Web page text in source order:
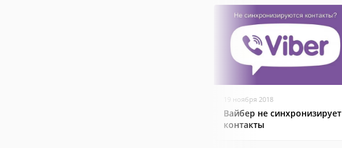
19 ноября 2018
Вайбер не синхронизирует
контакты